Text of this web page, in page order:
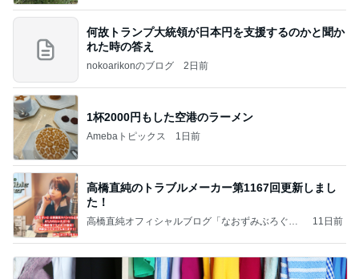
何故トランプ大統領が日本円を支援するのかと聞か
れた時の答え
nokoarikonのブログ 2日前
1杯2000円もした空港のラーメン
Amebaトピックス 1日前
高橋直純のトラブルメーカー第1167回更新しまし
た！
高橋直純オフィシャルブログ「なおずみぶろぐ」
11日前